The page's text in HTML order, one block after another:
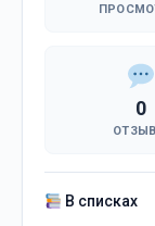
0
В списках